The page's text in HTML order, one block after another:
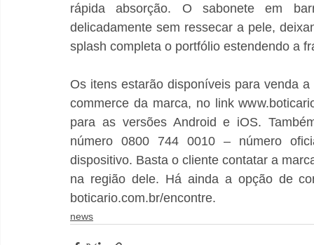
rápida absorção. O sabonete em
delicadamente sem ressecar a pele,
splash completa o portfólio estendendo a
Os itens estarão disponíveis para venda
commerce da marca, no link
para as versões Android e iOS.
número 0800 744 0010 – número
dispositivo. Basta o cliente contatar a
na região dele. Há ainda a opção de
boticario.com.br/encontre.
news